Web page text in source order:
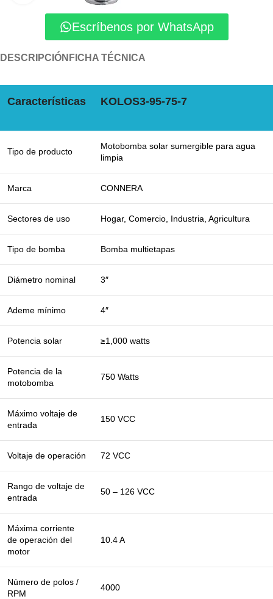
Escríbenos por WhatsApp
DESCRIPCIÓN FICHA TÉCNICA
Características KOLOS3-95-75-7
Tipo de producto
Motobomba solar sumergible para agua
limpia
Marca CONNERA
Sectores de uso Hogar, Comercio, Industria, Agricultura
Tipo de bomba Bomba multietapas
Diámetro nominal 3″
Ademe mínimo 4″
Potencia solar ≥1,000 watts
Potencia de la
motobomba
750 Watts
Máximo voltaje de
entrada
150 VCC
Voltaje de operación 72 VCC
Rango de voltaje de
entrada
50 – 126 VCC
Máxima corriente
de operación del
motor
10.4 A
Número de polos /
RPM
4000